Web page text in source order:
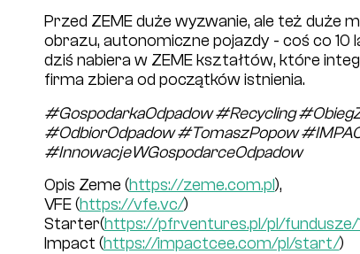
Przed ZEME duże wyzwanie, ale też duże
obrazu, autonomiczne pojazdy - coś co
dziś nabiera w ZEME kształtów, które
firma zbiera od początków istnienia.
#GospodarkaOdpadow #Recycling
#OdbiorOdpadow #TomaszPopow
#InnowacjeWGospodarceOdpadow
Opis Zeme (https://zeme.com.pl),
VFE (https://vfe.vc/)
Starter(https://pfrventures.pl/pl/
Impact (https://impactcee.com/pl/start/)